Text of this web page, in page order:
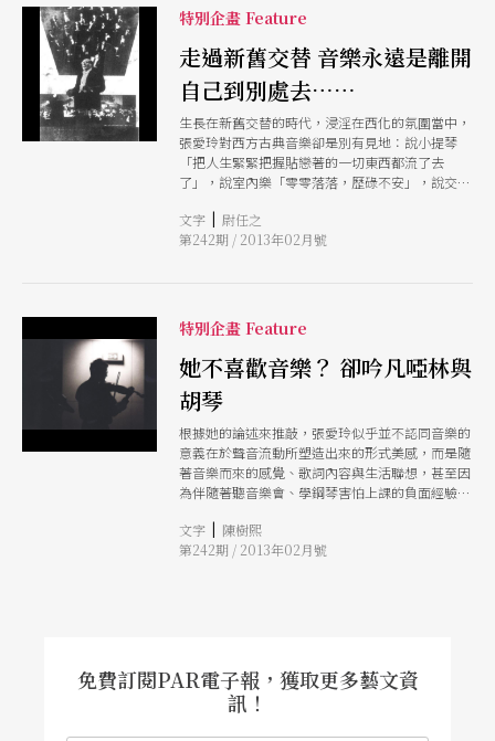
是慢慢來的，需要不少的時間把大喇叭小喇叭鋼琴
凡啞林（小提琴）一一安排布置，四下裡埋伏起
來，此起彼應，這樣有計畫的陰謀我害怕。」至於
歌劇，她認為是幼稚的，「譬如像妒忌這樣的原始
的感情，在歌劇裡也就是最簡單的妒忌，一方面卻
現著，因為不調和，更顯得吃力。」 夏夜公園露
天音樂會，就算不買票遠遠坐著聽，她也不肯。不
討厭喧嘩吵鬧的中國鑼鼓及胡琴是唯二的例外。她
恐懼著小提琴如流水一樣，將人生一切眷戀著的都
流走了，可胡琴不然，咿咿呀呀雖然蒼涼，可遠兜
遠轉，依然回到人間，所以她在《傾城之戀》一開
場有胡琴聲。婚姻裡的敗犬遠兜遠轉，最終還是以
的拉鋸，「四下埋伏起來，此起彼應」，高潮自是
房子落石嘩啦啦，孩子尖叫，疾風驟雨繁弦急管。
我們樂於在小說裡中這樣音樂的埋伏。 那篇極富
音樂性的小說被許鞍華拍成同名電影，電影也有主
題曲，叫〈人生如夢〉，但那首歌毫無個性，所以
不記得也沒關係。她似乎也不愛她身處那時代的流
行歌，說「大家有『小妹妹狂』，女歌星把喉嚨逼
得尖而扁」，但她擋不住流行歌壇愛她。小蟲的
黃偉文的《小團圓》，才子寫情歌給她，眾聲喧嘩
隔世傳情。可那像極了她在〈餘燼錄〉所言：「七
特別企畫 Feature
走過新舊交替 音樂永遠是離開
自己到別處去……
生長在新舊交替的時代，浸淫在西化的氛圍當中，
張愛玲對西方古典音樂卻是別有見地：說小提琴
「把人生緊緊把握貼戀著的一切東西都流了去
了」，說室內樂「零零落落，歷碌不安」，說交響
顯得幼稚她自言不喜歡音樂，但弔詭的是，她的文
字卻充滿音樂氛圍與聽覺描寫。
文字 | 尉任之
第242期 / 2013年02月號
特別企畫 Feature
她不喜歡音樂？ 卻吟凡啞林與
胡琴
根據她的論述來推敲，張愛玲似乎並不認同音樂的
意義在於聲音流動所塑造出來的形式美感，而是隨
著音樂而來的感覺、歌詞內容與生活聯想，甚至因
為伴隨著聽音樂會、學鋼琴害怕上課的負面經驗張
緊密環環相扣在一起的中國音樂；這是採用另一種
美學理念所形塑的音樂，既無「有計畫的陰謀」，
文字 | 陳樹熙
第242期 / 2013年02月號
免費訂閱PAR電子報，獲取更多藝文資
訊！